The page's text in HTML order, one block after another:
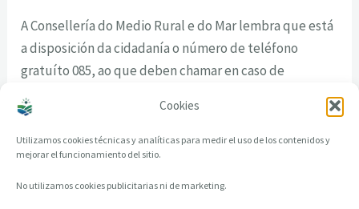
Cookies
Utilizamos cookies técnicas y analíticas para medir el uso de los contenidos y
mejorar el funcionamiento del sitio.
No utilizamos cookies publicitarias ni de marketing.
A Consellería do Medio Rural e do Mar lembra que está
a disposición da cidadanía o número de teléfono
gratuíto 085, ao que deben chamar en caso de